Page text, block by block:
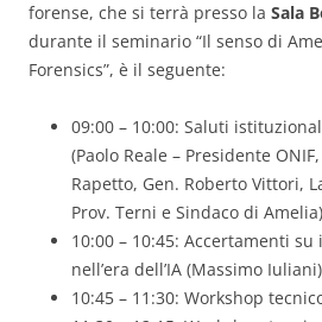
forense, che si terrà presso la Sala
durante il seminario “Il senso di
Forensics”, è il seguente:
09:00 – 10:00: Saluti
(Paolo Reale – Presidente
Rapetto, Gen. Roberto Vittori,
Prov. Terni e Sindaco di Amelia)
10:00 – 10:45: Accertamenti
nell’era dell’IA (Massimo Iuliani)
10:45 – 11:30: Workshop